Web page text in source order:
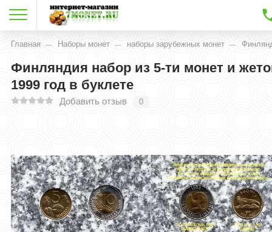
Главная Наборы монет наборы зарубежных монет
Финляндия набор из 5-ти монет и
1999 год в буклете
Добавить отзыв 0